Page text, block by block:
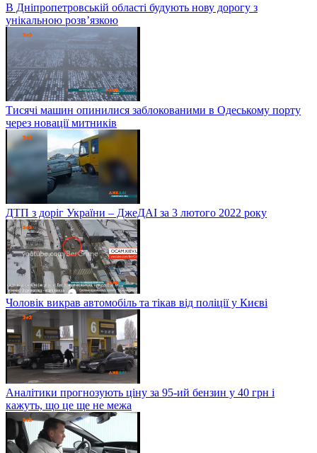
В Дніпропетровській області будують нову дорогу з
унікальною розв’язкою
Тисячі машин опинилися заблокованими в Одеському порту
через новації митників
ДТП з доріг України – ДжеДАІ за 3 лютого 2022 року
Чоловік викрав автомобіль та тікав від поліції у Києві
Аналітики прогнозують ціну за 95-ий бензин у 40 грн і
кажуть, що це ще не межа